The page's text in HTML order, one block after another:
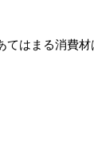
てはまる消費材